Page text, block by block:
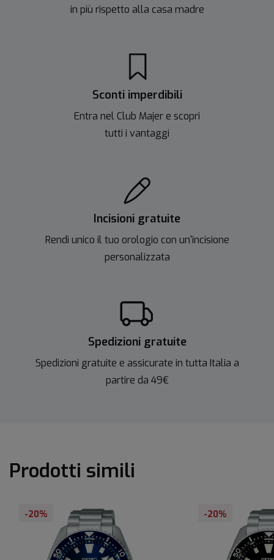
in più rispetto alla casa madre
Sconti imperdibili
Entra nel Club Majer e scopri
tutti i vantaggi
Incisioni gratuite
Rendi unico il tuo orologio con un'incisione
personalizzata
Spedizioni gratuite
Spedizioni gratuite e assicurate in tutta Italia a
partire da 49€
Prodotti simili
-20% -20%